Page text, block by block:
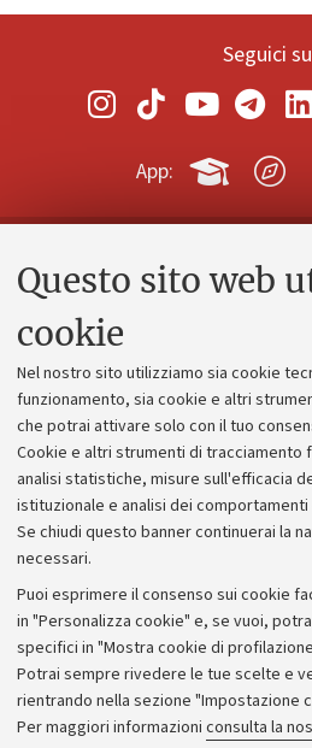
Questo sito web
cookie
Nel nostro sito utilizziamo sia cookie
funzionamento, sia cookie e altri
che potrai attivare solo con il tuo
Cookie e altri strumenti di tracciamento
analisi statistiche, misure sull'efficacia
istituzionale e analisi dei
Se chiudi questo banner continuerai la
necessari.
Puoi esprimere il consenso sui cookie
in "Personalizza cookie" e, se vuoi,
specifici in "Mostra cookie di
Potrai sempre rivedere le tue scelte e
rientrando nella sezione "Impostazione
Per maggiori informazioni consulta la
Seguici
App:
Contatti e
Alumni
Piano
Bilanci
Donazioni e
Merchandising -
Bandi, gare e
Albo
Amministrazione
Atti di